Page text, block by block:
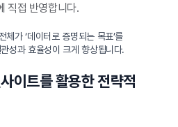
직접 반영합니다.
가 ‘데이터로 증명되는 목표’를
성과 효율성이 크게 향상됩니다.
이트를 활용한 전략적